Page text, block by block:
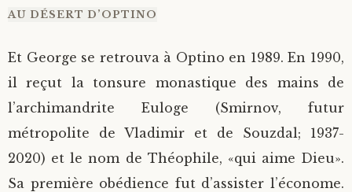
AU DÉSERT D’OPTINO
Et George se retrouva à Optino en 1989. En 1990,
il reçut la tonsure monastique des mains de
l’archimandrite Euloge (Smirnov, futur
métropolite de Vladimir et de Souzdal; 1937-
2020) et le nom de Théophile, «qui aime Dieu».
Sa première obédience fut d’assister l’économe.